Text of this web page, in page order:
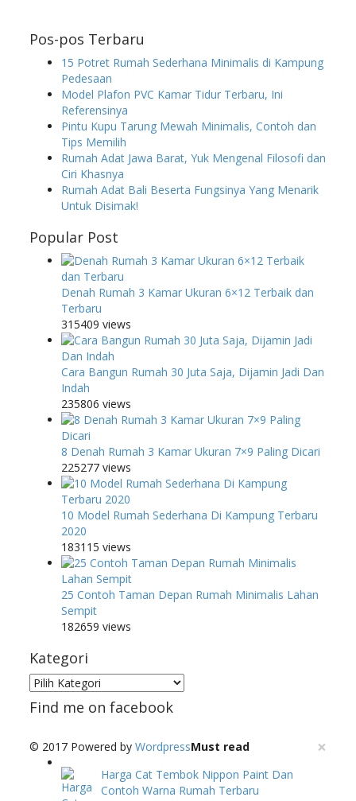
Pos-pos Terbaru
15 Potret Rumah Sederhana Minimalis di Kampung
Pedesaan
Model Plafon PVC Kamar Tidur Terbaru, Ini
Referensinya
Pintu Kupu Tarung Mewah Minimalis, Contoh dan
Tips Memilih
Rumah Adat Jawa Barat, Yuk Mengenal Filosofi dan
Ciri Khasnya
Rumah Adat Bali Beserta Fungsinya Yang Menarik
Untuk Disimak!
Popular Post
Denah Rumah 3 Kamar Ukuran 6×12 Terbaik dan
Terbaru
315409 views
Cara Bangun Rumah 30 Juta Saja, Dijamin Jadi Dan
Indah
235806 views
8 Denah Rumah 3 Kamar Ukuran 7×9 Paling Dicari
225277 views
10 Model Rumah Sederhana Di Kampung Terbaru
2020
183115 views
25 Contoh Taman Depan Rumah Minimalis Lahan
Sempit
182659 views
Kategori
Kategori
Find me on facebook
© 2017 Powered byWordpressMust read ×
Harga Cat Tembok Nippon Paint Dan
Contoh Warna Rumah Terbaru